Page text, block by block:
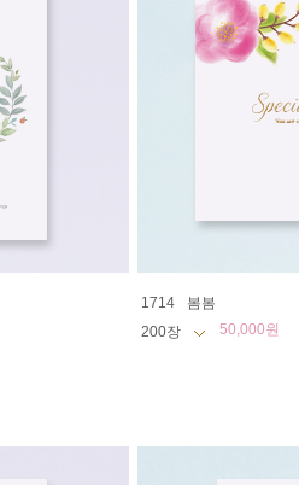
1714
봄봄
50,000원
2023 연하장